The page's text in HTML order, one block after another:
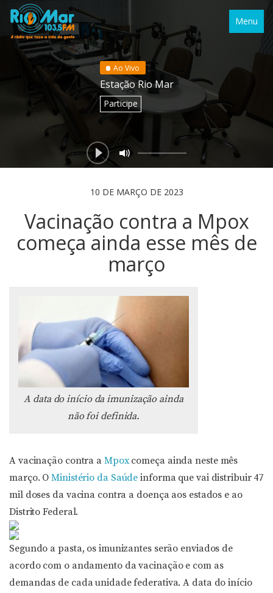
Menu
Ao Vivo
Estação Rio Mar
Participe
10 DE MARÇO DE 2023
Vacinação contra a Mpox
começa ainda esse mês de
março
A data do início da imunização ainda
não foi definida.
A vacinação contra a Mpoxcomeça ainda neste mês
março. OMinistério da Saúde informa que vai distribuir 47
mil doses da vacina contra a doença aos estados e ao
Distrito Federal.
Segundo a pasta, os imunizantes serão enviados de
acordo com o andamento da vacinação e com as
demandas de cada unidade federativa. A data do início